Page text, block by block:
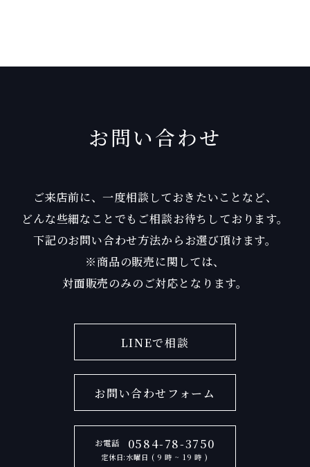
お問い合わせ
ご来店前に、一度相談しておきたいことなど、
どんな些細なことでもご相談お待ちしております。
下記のお問い合わせ方法からお選び頂けます。
※商品の販売に関しては、
対面販売のみのご対応となります。
LINEで相談
お問い合わせフォーム
お電話 0584-78-3750
定休日:水曜日 ( 9 時 ~ 19 時 )